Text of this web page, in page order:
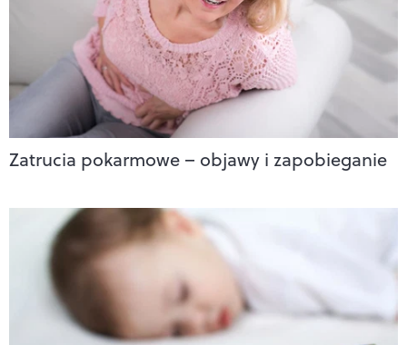
Zatrucia pokarmowe – objawy i zapobieganie